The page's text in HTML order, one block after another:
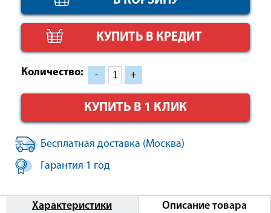
КУПИТЬ В КРЕДИТ
Количество: - +
КУПИТЬ В 1 КЛИК
Бесплатная доставка (Москва)
Гарантия 1 год
Характеристики Описание товара